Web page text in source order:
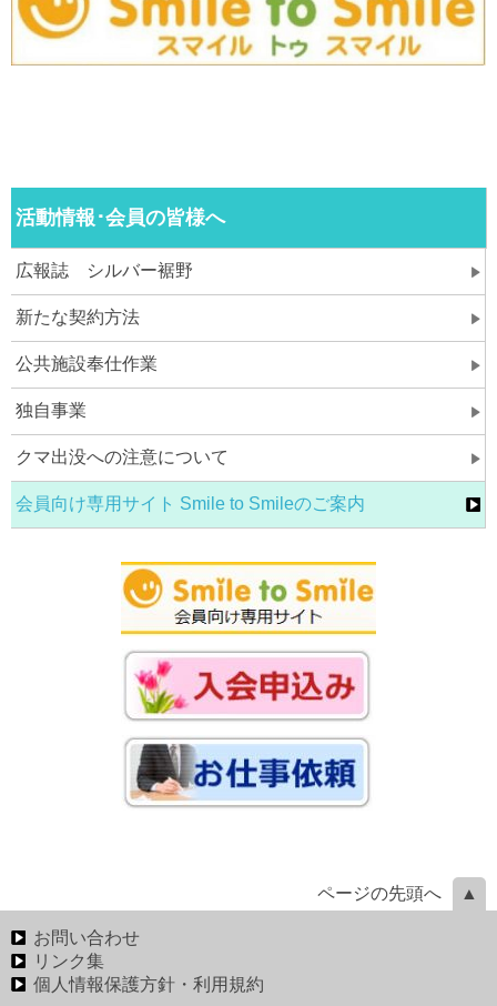
活動情報･会員の皆様へ
広報誌 シルバー裾野
新たな契約方法
公共施設奉仕作業
独自事業
クマ出没への注意について
会員向け専用サイト Smile to Smileのご案内
ページの先頭へ
お問い合わせ
リンク集
個人情報保護方針・利用規約